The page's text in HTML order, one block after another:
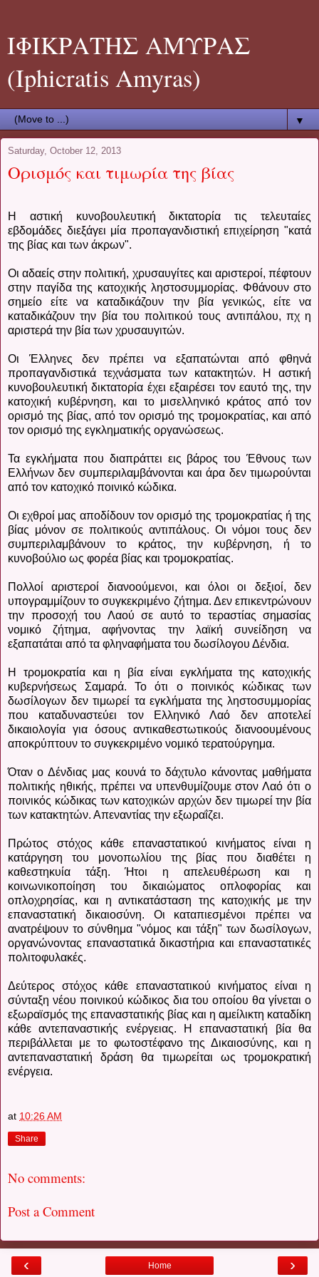
ΙΦΙΚΡΑΤΗΣ ΑΜΥΡΑΣ
(Iphicratis Amyras)
▼
Saturday, October 12, 2013
Ορισμός και τιμωρία της βίας
Η αστική κυνοβουλευτική δικτατορία τις τελευταίες
εβδομάδες διεξάγει μία προπαγανδιστική επιχείρηση "κατά
της βίας και των άκρων".
Οι αδαείς στην πολιτική, χρυσαυγίτες και αριστεροί, πέφτουν
στην παγίδα της κατοχικής ληστοσυμμορίας. Φθάνουν στο
σημείο είτε να καταδικάζουν την βία γενικώς, είτε να
καταδικάζουν την βία του πολιτικού τους αντιπάλου, πχ η
αριστερά την βία των χρυσαυγιτών.
Οι Έλληνες δεν πρέπει να εξαπατώνται από φθηνά
προπαγανδιστικά τεχνάσματα των κατακτητών. Η αστική
κυνοβουλευτική δικτατορία έχει εξαιρέσει τον εαυτό της, την
κατοχική κυβέρνηση, και το μισελληνικό κράτος από τον
ορισμό της βίας, από τον ορισμό της τρομοκρατίας, και από
τον ορισμό της εγκληματικής οργανώσεως.
Τα εγκλήματα που διαπράττει εις βάρος του Έθνους των
Ελλήνων δεν συμπεριλαμβάνονται και άρα δεν τιμωρούνται
από τον κατοχικό ποινικό κώδικα.
Οι εχθροί μας αποδίδουν τον ορισμό της τρομοκρατίας ή της
βίας μόνον σε πολιτικούς αντιπάλους. Οι νόμοι τους δεν
συμπεριλαμβάνουν το κράτος, την κυβέρνηση, ή το
κυνοβούλιο ως φορέα βίας και τρομοκρατίας.
Πολλοί αριστεροί διανοούμενοι, και όλοι οι δεξιοί, δεν
υπογραμμίζουν το συγκεκριμένο ζήτημα. Δεν επικεντρώνουν
την προσοχή του Λαού σε αυτό το τεραστίας σημασίας
νομικό ζήτημα, αφήνοντας την λαϊκή συνείδηση να
εξαπατάται από τα φληναφήματα του δωσίλογου Δένδια.
Η τρομοκρατία και η βία είναι εγκλήματα της κατοχικής
κυβερνήσεως Σαμαρά. Το ότι ο ποινικός κώδικας των
δωσίλογων δεν τιμωρεί τα εγκλήματα της ληστοσυμμορίας
που καταδυναστεύει τον Ελληνικό Λαό δεν αποτελεί
δικαιολογία για όσους αντικαθεστωτικούς διανοουμένους
αποκρύπτουν το συγκεκριμένο νομικό τερατούργημα.
Όταν ο Δένδιας μας κουνά το δάχτυλο κάνοντας μαθήματα
πολιτικής ηθικής, πρέπει να υπενθυμίζουμε στον Λαό ότι ο
ποινικός κώδικας των κατοχικών αρχών δεν τιμωρεί την βία
των κατακτητών. Απεναντίας την εξωραΐζει.
Πρώτος στόχος κάθε επαναστατικού κινήματος είναι η
κατάργηση του μονοπωλίου της βίας που διαθέτει η
καθεστηκυία τάξη. Ήτοι η απελευθέρωση και η
κοινωνικοποίηση του δικαιώματος οπλοφορίας και
οπλοχρησίας, και η αντικατάσταση της κατοχικής με την
επαναστατική δικαιοσύνη. Οι καταπιεσμένοι πρέπει να
ανατρέψουν το σύνθημα "νόμος και τάξη" των δωσίλογων,
οργανώνοντας επαναστατικά δικαστήρια και επαναστατικές
πολιτοφυλακές.
Δεύτερος στόχος κάθε επαναστατικού κινήματος είναι η
σύνταξη νέου ποινικού κώδικος δια του οποίου θα γίνεται ο
εξωραϊσμός της επαναστατικής βίας και η αμείλικτη καταδίκη
κάθε αντεπαναστικής ενέργειας. Η επαναστατική βία θα
περιβάλλεται με το φωτοστέφανο της Δικαιοσύνης, και η
αντεπαναστατική δράση θα τιμωρείται ως τρομοκρατική
ενέργεια.
at 10:26 AM
Share
No comments:
Post a Comment
‹ ›
Home